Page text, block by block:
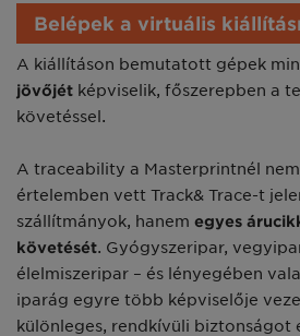
Belépek a virtuális
A kiállításon bemutatott gépek
jövőjét képviselik, főszerepben a
követéssel.
A traceability a Masterprintnél
értelemben vett Track& Trace-t
szállítmányok, hanem egyes
követését. Gyógyszeripar,
élelmiszeripar – és lényegében
iparág egyre több képviselője
különleges, rendkívüli biztonságot